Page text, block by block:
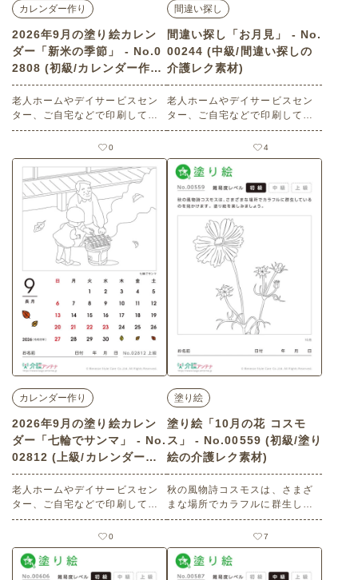
カレンダー作り
2026年9月の塗り絵カレン
ダー「新米の季節」 - No.0
2808 (初級/カレンダー作り
の介護レク素材)
老人ホームやデイサービスセン
ター、ご自宅などで印刷してお
使いいただける無料の高齢者向
け介護レク素材 2026年9月の塗
り絵カレンダー「新米の季節」
（カレンダー作り・初級）で
す。 関連キーワード：ご飯・白
米・お茶碗・稲穂・稲・収穫・
トンボ・田んぼ・炊きたて
0
間違い探し
間違い探し「お月見」 - No.
00244 (中級/間違い探しの
介護レク素材)
老人ホームやデイサービスセン
ター、ご自宅などで印刷してお
使いいただける無料の高齢者向
け介護レク素材（間違い探し・
中級）です。
4
カレンダー作り
2026年9月の塗り絵カレン
ダー「七輪でサンマ」 - No.
02812 (上級/カレンダー作
りの介護レク素材)
老人ホームやデイサービスセン
ター、ご自宅などで印刷してお
使いいただける無料の高齢者向
け介護レク素材 2026年9月の塗
り絵カレンダー「七輪でサン
マ」（カレンダー作り・上級）
です。 関連キーワード：さん
0
塗り絵
塗り絵「10月の花 コスモ
ス」 - No.00559 (初級/塗り
絵の介護レク素材)
秋の風物詩コスモスは、さまざ
まな場所でカラフルに群生して
いるのを見かけます。塗り絵を
楽しみましょう。 老人ホームや
デイサービスセンター、ご自宅
などで印刷してお使いいただけ
る無料の高齢者向け介護レク素
7